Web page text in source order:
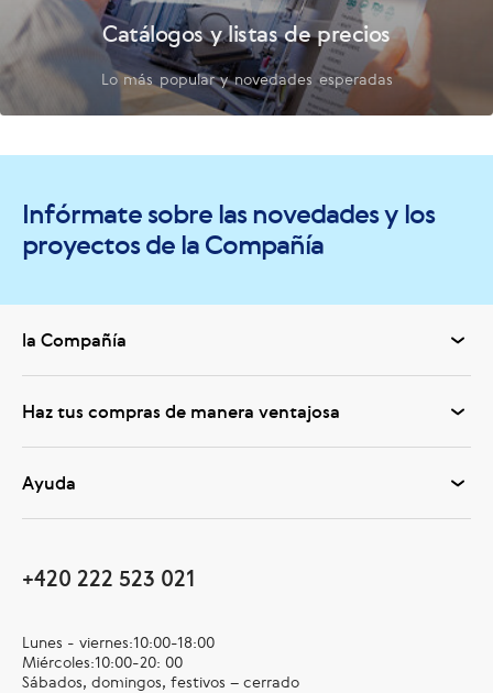
Catálogos y listas de precios
Lo más popular y novedades esperadas
Infórmate sobre las novedades y los
proyectos de la Compañía
la Compañía
Haz tus compras de manera ventajosa
Ayuda
+420 222 523 021
Lunes - viernes:10:00-18:00
Miércoles:10:00-20: 00
Sábados, domingos, festivos – cerrado